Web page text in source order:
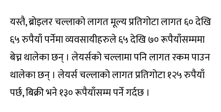
यस्तै, ब्रोइलर चल्लाको लागत मूल्य प्रतिगोटा लागत ६० देखि
६५ रुपैयाँ पर्नेमा व्यवसायीहरुले ६५ देखि ७० रूपैयाँसम्ममा
बेच्न थालेका छन् । लेयर्सको चल्लामा पनि लागत रकम पाउन
थालेका छन् । लेयर्स चल्लाको लागत प्रतिगोटा १२५ रुपैयाँ
पर्छ, बिक्री भने १३० रूपैयाँसम्म पर्ने गर्दछ ।